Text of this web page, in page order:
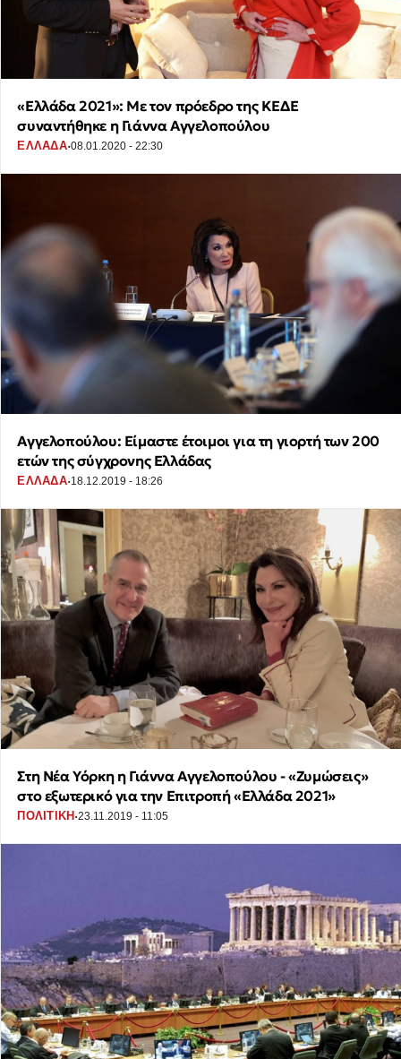
«Ελλάδα 2021»: Mε τον πρόεδρο της ΚΕΔΕ
συναντήθηκε η Γιάννα Αγγελοπούλου
ΕΛΛΑΔΑ·08.01.2020 - 22:30
Αγγελοπούλου: Είμαστε έτοιμοι για τη γιορτή των 200
ετών της σύγχρονης Ελλάδας
ΕΛΛΑΔΑ·18.12.2019 - 18:26
Στη Νέα Υόρκη η Γιάννα Αγγελοπούλου - «Ζυμώσεις»
στο εξωτερικό για την Επιτροπή «Ελλάδα 2021»
ΠΟΛΙΤΙΚΗ ·23.11.2019 - 11:05